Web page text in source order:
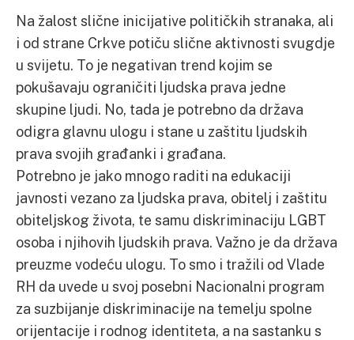
Na žalost slične inicijative političkih stranaka, ali
i od strane Crkve potiču slične aktivnosti svugdje
u svijetu. To je negativan trend kojim se
pokušavaju ograničiti ljudska prava jedne
skupine ljudi. No, tada je potrebno da država
odigra glavnu ulogu i stane u zaštitu ljudskih
prava svojih građanki i građana.
Potrebno je jako mnogo raditi na edukaciji
javnosti vezano za ljudska prava, obitelj i zaštitu
obiteljskog života, te samu diskriminaciju LGBT
osoba i njihovih ljudskih prava. Važno je da država
preuzme vodeću ulogu. To smo i tražili od Vlade
RH da uvede u svoj posebni Nacionalni program
za suzbijanje diskriminacije na temelju spolne
orijentacije i rodnog identiteta, a na sastanku s